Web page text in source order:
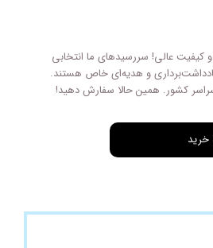
عالی! سررسیدهای ما انتخابی
یادداشت‌برداری و هدیه‌ای خاص هستند.
کشور. همین حالا سفارش دهید!
خرید